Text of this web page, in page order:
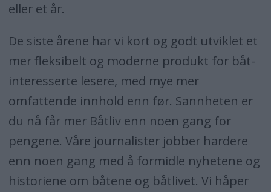
eller et år.
De siste årene har vi kort og godt utviklet et
mer fleksibelt og moderne produkt for båt-
interesserte lesere, med mye mer
omfattende innhold enn før. Sannheten er
du nå får mer Båtliv enn noen gang for
pengene. Våre journalister jobber hardere
enn noen gang med å formidle nyhetene og
historiene om båtene og båtlivet. Vi håper